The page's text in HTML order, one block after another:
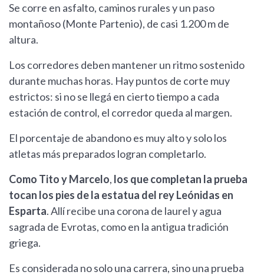
Se corre en asfalto, caminos rurales y un paso
montañoso (Monte Partenio), de casi 1.200 m de
altura.
Los corredores deben mantener un ritmo sostenido
durante muchas horas. Hay puntos de corte muy
estrictos: si no se llegá en cierto tiempo a cada
estación de control, el corredor queda al margen.
El porcentaje de abandono es muy alto y solo los
atletas más preparados logran completarlo.
Como Tito y Marcelo, los que completan la prueba
tocan los pies de la estatua del rey Leónidas en
Esparta. Allí recibe una corona de laurel y agua
sagrada de Evrotas, como en la antigua tradición
griega.
Es considerada no solo una carrera, sino una prueba